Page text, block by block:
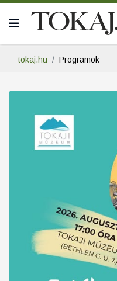
tokaj.hu Programok